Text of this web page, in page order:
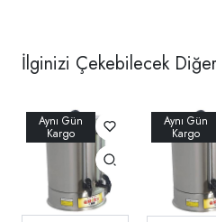
İlginizi Çekebilecek